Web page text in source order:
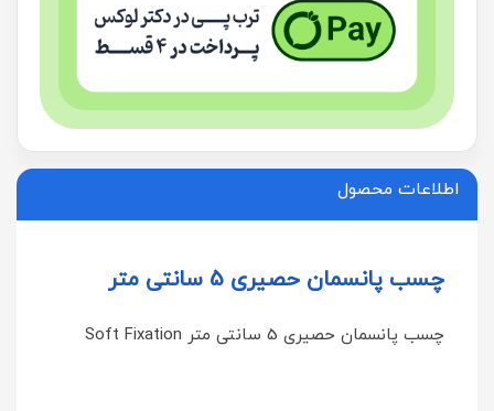
اطلاعات محصول
چسب پانسمان حصیری 5 سانتی متر
چسب پانسمان حصیری 5 سانتی متر Soft Fixation